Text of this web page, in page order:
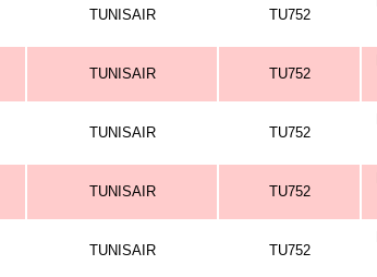
TUNISAIR TU752
TUNISAIR TU752
TUNISAIR TU752
TUNISAIR TU752
TUNISAIR TU752